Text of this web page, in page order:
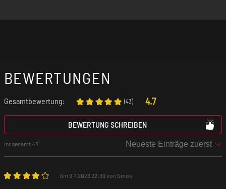
BEWERTUNGEN
Gesamtbewertung: (43) 4.7
BEWERTUNG SCHREIBEN
Insgesamt 43
Am 9.7.2023 22:39 von Smoki